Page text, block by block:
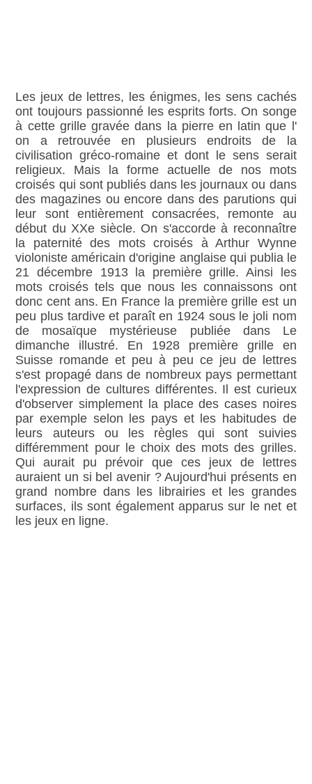
Les jeux de lettres, les énigmes, les sens cachés
ont toujours passionné les esprits forts. On songe
à cette grille gravée dans la pierre en latin que l'
on a retrouvée en plusieurs endroits de la
civilisation gréco-romaine et dont le sens serait
religieux. Mais la forme actuelle de nos mots
croisés qui sont publiés dans les journaux ou dans
des magazines ou encore dans des parutions qui
leur sont entièrement consacrées, remonte au
début du XXe siècle. On s'accorde à reconnaître
la paternité des mots croisés à Arthur Wynne
violoniste américain d'origine anglaise qui publia le
21 décembre 1913 la première grille. Ainsi les
mots croisés tels que nous les connaissons ont
donc cent ans. En France la première grille est un
peu plus tardive et paraît en 1924 sous le joli nom
de mosaïque mystérieuse publiée dans Le
dimanche illustré. En 1928 première grille en
Suisse romande et peu à peu ce jeu de lettres
s'est propagé dans de nombreux pays permettant
l'expression de cultures différentes. Il est curieux
d'observer simplement la place des cases noires
par exemple selon les pays et les habitudes de
leurs auteurs ou les règles qui sont suivies
différemment pour le choix des mots des grilles.
Qui aurait pu prévoir que ces jeux de lettres
auraient un si bel avenir ? Aujourd'hui présents en
grand nombre dans les librairies et les grandes
surfaces, ils sont également apparus sur le net et
les jeux en ligne.